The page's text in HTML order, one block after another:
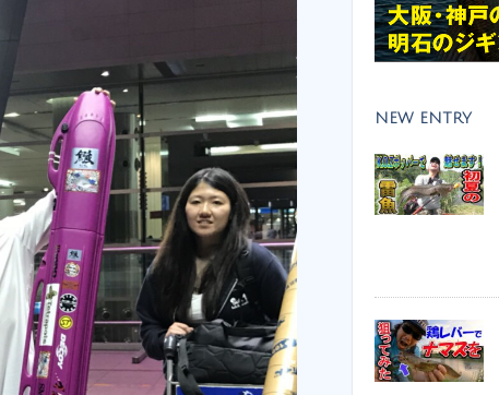
NEW ENTRY